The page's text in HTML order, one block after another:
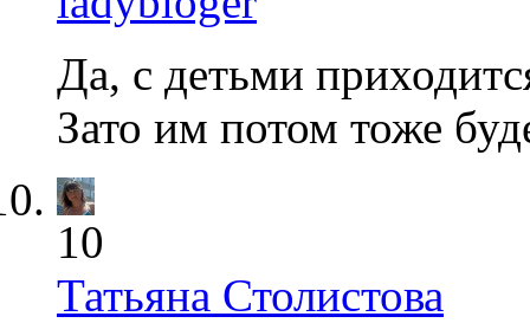
Да, с детьми
Зато им потом тоже
10
Татьяна Столистова